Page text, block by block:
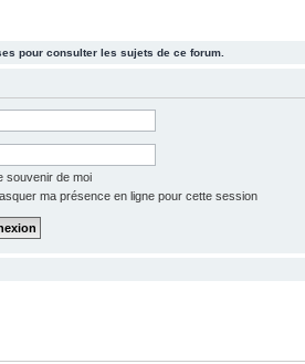
pour consulter les sujets de ce forum.
souvenir de moi
ma présence en ligne pour cette session